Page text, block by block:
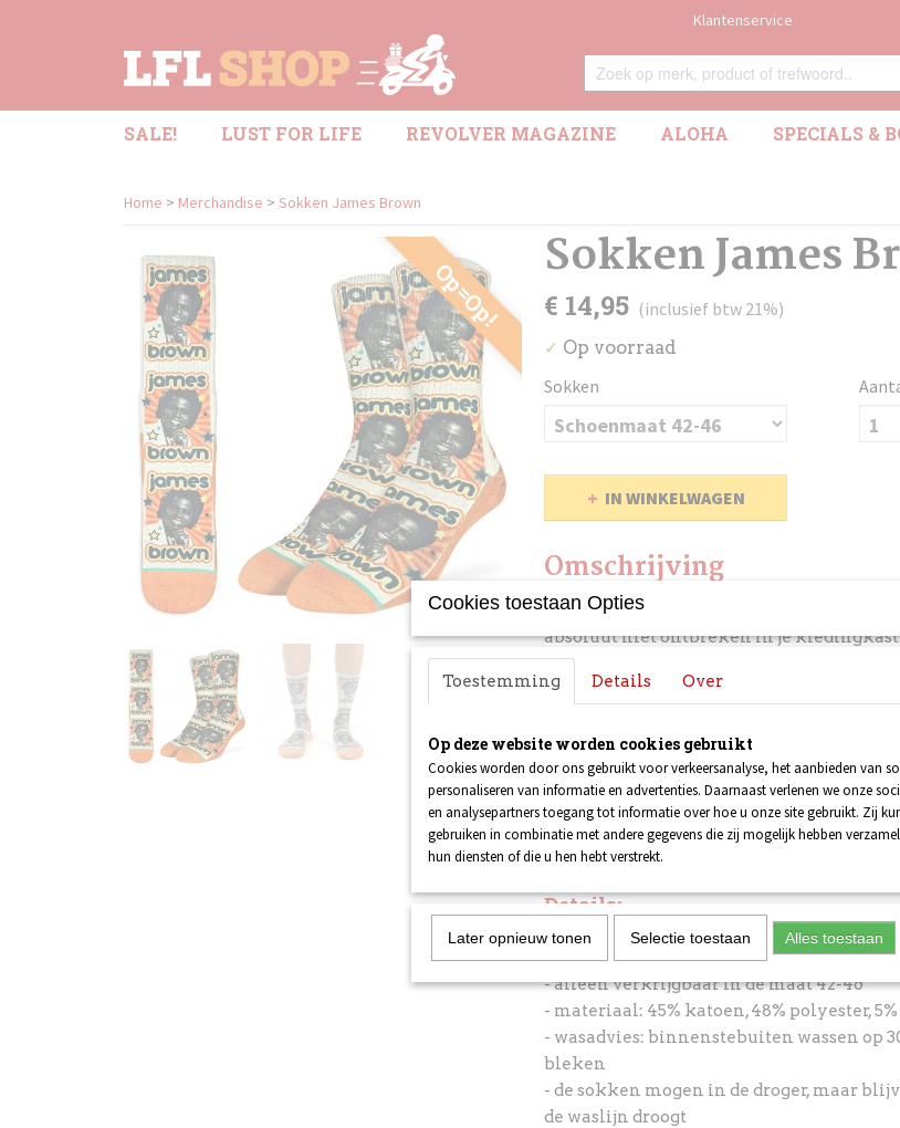
Klantenservice
SALE! LUST FOR LIFE REVOLVER MAGAZINE ALOHA SPECIALS &
Home > Merchandise > Sokken James Brown
Op=Op! Sokken James
€ 14,95 (inclusief btw 21%)
✓ Op voorraad
Sokken
IN WINKELWAGEN
Omschrijving
Als je van soul houdt, dan mogen onze
absoluut niet ontbreken in je
want waarschijnlijk heb je ze elke dag
de binnenkant.
Deze sokken van James Brown zijn van
niet alleen jijzelf maar ook je voeten
Het artwork is lekker retro, met dank
oranje, groen en beige. Op elke sok staat
Godfather Of Soul. En omdat je de naam
genoeg kunt noemen, staat die er ook nog
Details:
- prachtige kwaliteitssokken met een
- alleen verkrijgbaar in de maat 42-46
- materiaal: 45% katoen, 48% polyester,
- wasadvies: binnenstebuiten wassen op
bleken
- de sokken mogen in de droger, maar
de waslijn droogt
Cookies toestaan Opties
Toestemming Details Over
Op deze website worden cookies gebruikt
Cookies worden door ons gebruikt voor verkeersanalyse, het aanbieden van
personaliseren van informatie en advertenties. Daarnaast verlenen we onze
en analysepartners toegang tot informatie over hoe u onze site gebruikt. Zij
gebruiken in combinatie met andere gegevens die zij mogelijk hebben
hun diensten of die u hen hebt verstrekt.
Later opnieuw tonen Selectie toestaan Alles toestaan